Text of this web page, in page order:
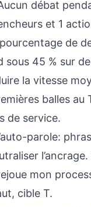
débat
et 1
de
sous 45 % sur
la vitesse
balles au
de service.
parole:
mon
cible T.